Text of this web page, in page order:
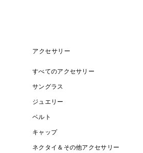
アクセサリー
すべてのアクセサリー
サングラス
ジュエリー
ベルト
キャップ
ネクタイ＆その他アクセサリー